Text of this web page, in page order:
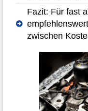
Fazit: Für fast
zwischen